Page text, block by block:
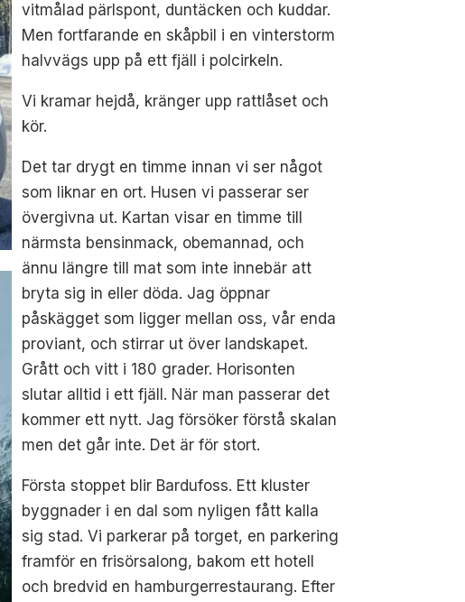
vitmålad pärlspont, duntäcken och kuddar.
Men fortfarande en skåpbil i en vinterstorm
halvvägs upp på ett fjäll i polcirkeln.
Vi kramar hejdå, kränger upp rattlåset och
kör.
Det tar drygt en timme innan vi ser något
som liknar en ort. Husen vi passerar ser
övergivna ut. Kartan visar en timme till
närmsta bensinmack, obemannad, och
ännu längre till mat som inte innebär att
bryta sig in eller döda. Jag öppnar
påskägget som ligger mellan oss, vår enda
proviant, och stirrar ut över landskapet.
Grått och vitt i 180 grader. Horisonten
slutar alltid i ett fjäll. När man passerar det
kommer ett nytt. Jag försöker förstå skalan
men det går inte. Det är för stort.
Första stoppet blir Bardufoss. Ett kluster
byggnader i en dal som nyligen fått kalla
sig stad. Vi parkerar på torget, en parkering
framför en frisörsalong, bakom ett hotell
och bredvid en hamburgerrestaurang. Efter